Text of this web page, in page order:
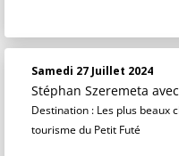
Samedi 27 Juillet 2024
Stéphan Szeremeta
Destination : Les plus beaux
tourisme du Petit Futé